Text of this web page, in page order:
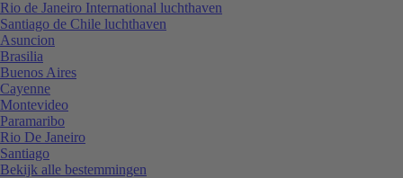
Rio de Janeiro International luchthaven
Santiago de Chile luchthaven
Asuncion
Brasilia
Buenos Aires
Cayenne
Montevideo
Paramaribo
Rio De Janeiro
Santiago
Bekijk alle bestemmingen